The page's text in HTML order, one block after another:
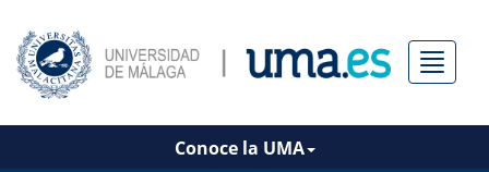
Menú
Conoce la UMA